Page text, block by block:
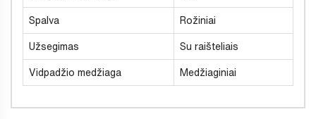
Spalva Rožiniai
Užsegimas Su raišteliais
Vidpadžio medžiaga Medžiaginiai